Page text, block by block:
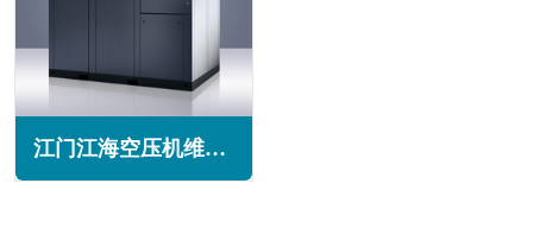
江门江海空压机维修保养